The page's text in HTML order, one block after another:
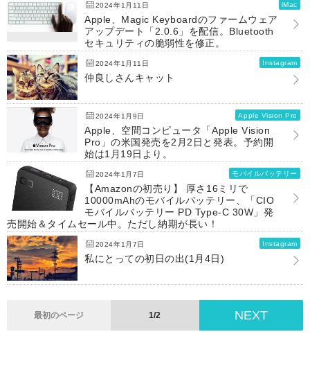
2024年1月11日 iMac
Apple、Magic Keyboardのファームウェア
アップデート「2.0.6」を配信。Bluetooth
セキュリティの脆弱性を修正。
2024年1月11日 Instagram
仲良しさんキャット
2024年1月9日 Apple Vision Pro
Apple、空間コンピュータ「Apple Vision
Pro」の米国発売を2月2日と発表。予約開
始は1月19日より。
2024年1月7日 モバイルバッテリー
【Amazonの初売り】 厚さ16ミリで
10000mAhのモバイルバッテリー、「CIO
モバイルバッテリー PD Type-C 30W」発
売開始＆タイムセール中。ただし納期が長い！
2024年1月7日 Instagram
私にとっての初日の出(1月4日)
最初のページ 1/2 NEXT